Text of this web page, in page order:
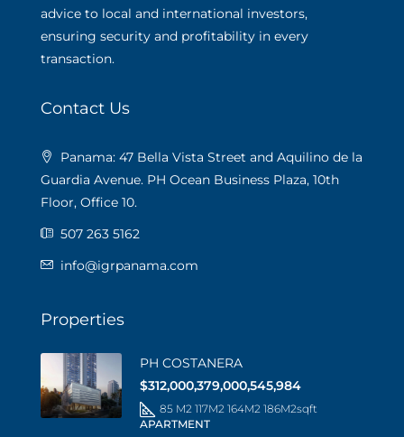
advice to local and international investors,
ensuring security and profitability in every
transaction.
Contact Us
Panama: 47 Bella Vista Street and Aquilino de la
Guardia Avenue. PH Ocean Business Plaza, 10th
Floor, Office 10.
507 263 5162
info@igrpanama.com
Properties
PH COSTANERA
$312,000,379,000,545,984
85 M2 117M2 164M2 186M2sqft
APARTMENT